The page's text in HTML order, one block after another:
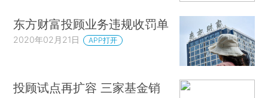
东方财富投顾业务违规收罚单
2020年02月21日 APP打开
投顾试点再扩容 三家基金销